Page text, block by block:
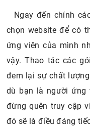
Ngay đến chính
chọn website để có
ứng viên của mình
vậy. Thao tác các
đem lại sự chất
dù bạn là người ứng
đừng quên truy cập
đó sẽ là điều đáng